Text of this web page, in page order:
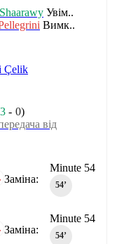
Увім..
Вимк..
Çelik
3 - 0)
від
Minute 54
54‎’‎
Заміна:
Minute 54
54‎’‎
Заміна: